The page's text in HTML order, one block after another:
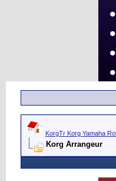
KorgTr Korg Yamaha
Korg Arrangeur